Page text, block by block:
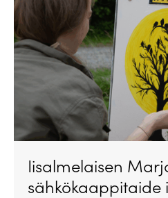
Iisalmelaisen
sähkökaappitaide